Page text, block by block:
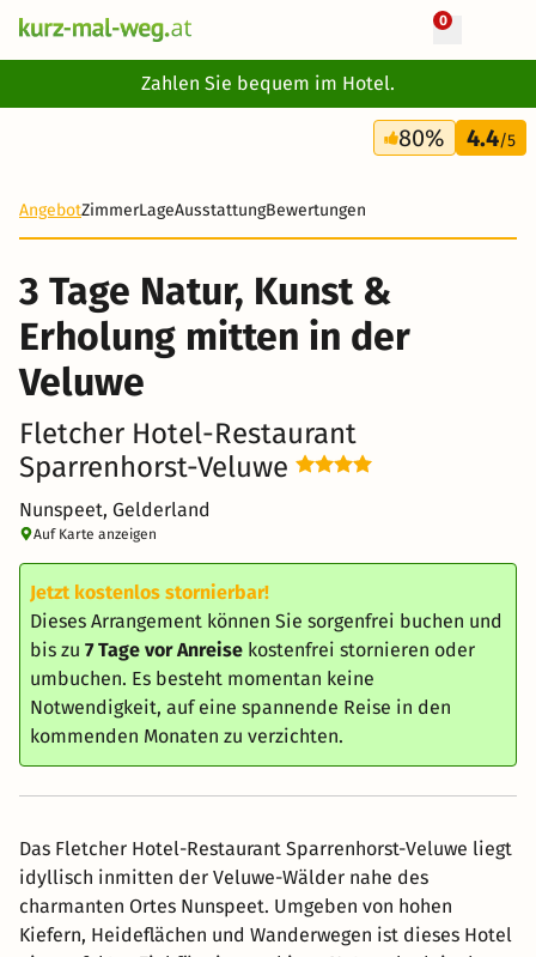
0
Zahlen Sie bequem im Hotel.
3 Tage
166 €
80% 4.4/5
AngebotZimmerLageAusstattungBewertungen
3 Tage Natur, Kunst &
Erholung mitten in der
Veluwe
Fletcher Hotel-Restaurant
Sparrenhorst-Veluwe
Nunspeet, Gelderland
Auf Karte anzeigen
Jetzt kostenlos stornierbar!
Dieses Arrangement können Sie sorgenfrei buchen und
bis zu 7 Tage vor Anreise kostenfrei stornieren oder
umbuchen. Es besteht momentan keine
Notwendigkeit, auf eine spannende Reise in den
kommenden Monaten zu verzichten.
Das Fletcher Hotel-Restaurant Sparrenhorst-Veluwe liegt
idyllisch inmitten der Veluwe-Wälder nahe des
charmanten Ortes Nunspeet. Umgeben von hohen
Kiefern, Heideflächen und Wanderwegen ist dieses Hotel